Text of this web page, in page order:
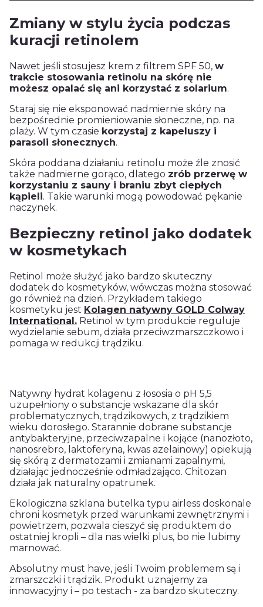
Zmiany w stylu życia podczas
kuracji retinolem
Nawet jeśli stosujesz krem z filtrem SPF 50, w
trakcie stosowania retinolu na skórę nie
możesz opalać się ani korzystać z solarium.
Staraj się nie eksponować nadmiernie skóry na
bezpośrednie promieniowanie słoneczne, np. na
plaży. W tym czasie korzystaj z kapeluszy i
parasoli słonecznych.
Skóra poddana działaniu retinolu może źle znosić
także nadmierne gorąco, dlatego zrób przerwę w
korzystaniu z sauny i braniu zbyt ciepłych
kąpieli. Takie warunki mogą powodować pękanie
naczynek.
Bezpieczny retinol jako dodatek
w kosmetykach
Retinol może służyć jako bardzo skuteczny
dodatek do kosmetyków, wówczas można stosować
go również na dzień. Przykładem takiego
kosmetyku jest Kolagen natywny GOLD Colway
International. Retinol w tym produkcie reguluje
wydzielanie sebum, działa przeciwzmarszczkowo i
pomaga w redukcji trądziku.
Natywny hydrat kolagenu z łososia o pH 5,5
uzupełniony o substancje wskazane dla skór
problematycznych, trądzikowych, z trądzikiem
wieku dorosłego. Starannie dobrane substancje
antybakteryjne, przeciwzapalne i kojące (nanozłoto,
nanosrebro, laktoferyna, kwas azelainowy) opiekują
się skórą z dermatozami i zmianami zapalnymi,
działając jednocześnie odmładzająco. Chitozan
działa jak naturalny opatrunek.
Ekologiczna szklana butelka typu airless doskonale
chroni kosmetyk przed warunkami zewnętrznymi i
powietrzem, pozwala cieszyć się produktem do
ostatniej kropli – dla nas wielki plus, bo nie lubimy
marnować.
Absolutny must have, jeśli Twoim problemem są i
zmarszczki i trądzik. Produkt uznajemy za
innowacyjny i – po testach - za bardzo skuteczny.